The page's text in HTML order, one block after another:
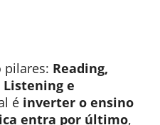
pilares: Reading,
e
é inverter o ensino
entra por último,